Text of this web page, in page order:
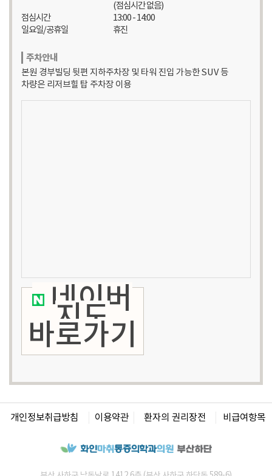
점심시간
일요일/공휴일
(점심시간 없음)
13:00 - 14:00
휴진
주차안내
본원 경부빌딩 뒷편 지하주차장 및 타워 진입 가능한 SUV 등
차량은 리저브힐 탑 주차장 이용
네이버
지도
바로가기
개인정보취급방침 이용약관 환자의 권리장전 비급여항목